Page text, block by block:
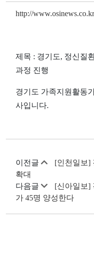
http://
제목 : 경기도, 정신질
과정 진행
경기도 가족지원활동
사입니다.
이전글
[인천일보]
확대
다음글
[신아일보]
가 45명 양성한다